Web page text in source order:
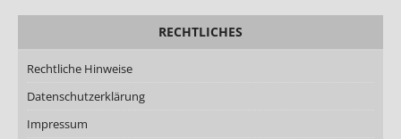
RECHTLICHES
Rechtliche Hinweise
Datenschutzerklärung
Impressum